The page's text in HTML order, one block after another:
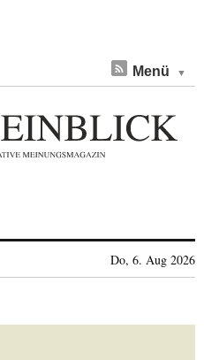
Menü
Do, 6. Aug 2026